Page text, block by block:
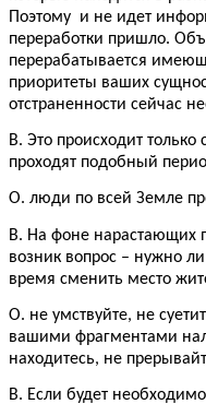
Поэтому и не идет
переработки пришло.
перерабатывается
приоритеты ваших
отстраненности сейчас
В. Это происходит
проходят подобный
О. люди по всей Земле
В. На фоне нарастающих
возник вопрос – нужно
время сменить место
О. не умствуйте, не
вашими фрагментами
находитесь, не
В. Если будет